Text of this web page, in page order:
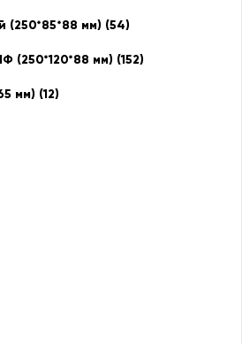
(250*85*88 мм) (54)
(250*120*88 мм) (152)
мм) (12)